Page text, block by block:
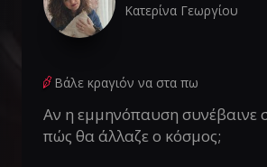
Κατερίνα Γεωργίου
Βάλε κραγιόν να στα πω
Αν η εμμηνόπαυση συνέβαινε
πώς θα άλλαζε ο κόσμος;